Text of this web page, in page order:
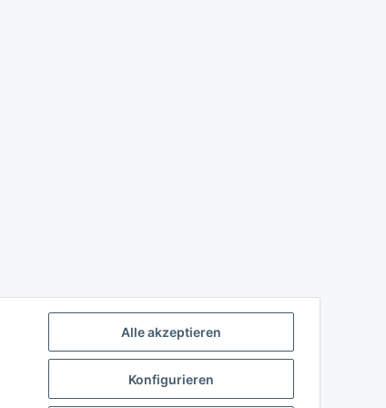
Alle akzeptieren
Konfigurieren